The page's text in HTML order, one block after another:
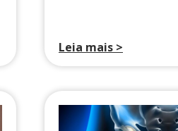
Leia mais >